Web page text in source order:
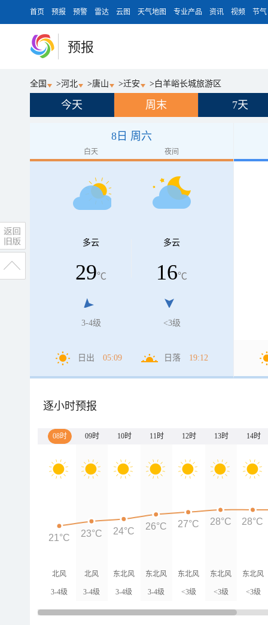
首页 预报 预警 雷达 云图 天气地图 专业产品 资讯 视频 节气
预报
全国 >河北 >唐山 >迁安 > 白羊峪长城旅游区
今天 周末 7天
8日 周六
白天 夜间
多云
29℃
3-4级
多云
16℃
<3级
日出 05:09 日落 19:12
逐小时预报
08时 09时 10时 11时 12时 13时 14时
北风
3-4级
北风
3-4级
东北风
3-4级
东北风
3-4级
东北风
<3级
东北风
<3级
东北风
<3级
21°C 23°C 24°C 26°C 27°C 28°C 28°C